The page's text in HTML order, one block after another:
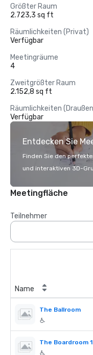
Größter Raum
2.723,3 sq ft
Räumlichkeiten (Privat)
Verfügbar
Meetingräume
4
Zweitgrößter Raum
2.152,8 sq ft
Räumlichkeiten
Verfügbar
Entdecken Sie
Finden Sie den
und interaktiven 3D-
Meetingfläche
Teilnehmer
Name
The Ballroom